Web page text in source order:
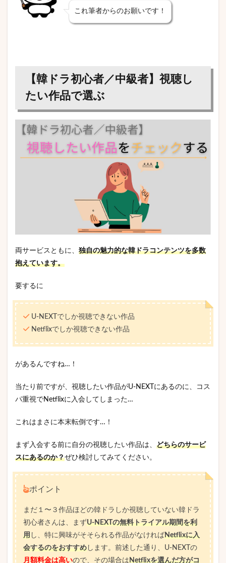
これ筆者からのお願いです！
【韓ドラ初心者／中級者】視聴し
たい作品で選ぶ
両サービスともに、 独自の魅力的な韓ドラコンテンツを多数
抱えています。
要するに
U-NEXTでしか視聴できない作品
Netflixでしか視聴できない作品
があるんですね…！
当たり前ですが、視聴したい作品がU-NEXTにあるのに、コス
パ重視でNetflixに入会してしまった…
これはまさに本末転倒です…！
まず入会する前に自分の視聴したい作品は、 どちらのサービ
スにあるのか？ぜひ検討してみてください。
ポイント
まだ１〜３作品ほどの韓ドラしか視聴していない韓ドラ
初心者さんは、まずU-NEXTの無料トライアル期間を利
用 し、特に興味がそそられる作品がなければ Netflixに入
会するのをおすすめ します。前述した通り、U-NEXTの
月額料金は高いので、その場合は Netflixを選んだ方がコ